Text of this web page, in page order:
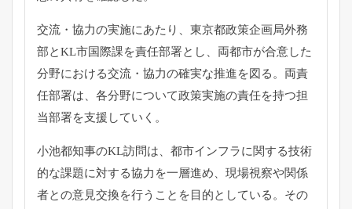
交流・協力の実施にあたり、 東京都政策企画局外務
部とKL市国際課を責任部署とし、 両都市が合意した
分野における交流・協力の確実な推進を図る。 両責
任部署は、 各分野について政策実施の責任を持つ担
当部署を支援していく。
小池都知事のKL訪問は、 都市インフラに関する技術
的な課題に対する協力を一層進め、 現場視察や関係
者との意見交換を行うことを目的としている。 その